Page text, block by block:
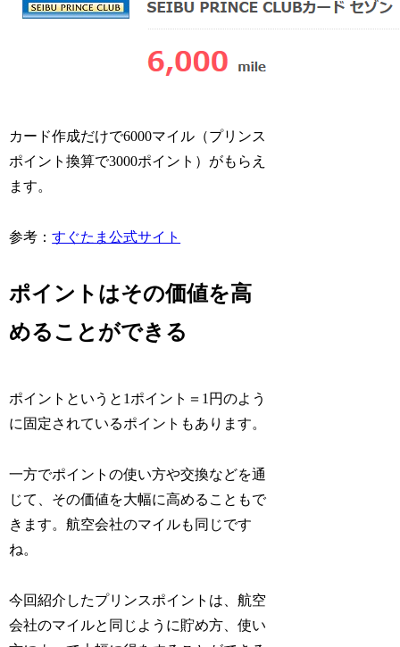
カード作成だけで6000マイル（プリンス
ポイント換算で3000ポイント）がもらえ
ます。
参考：すぐたま公式サイト
ポイントはその価値を高
めることができる
ポイントというと1ポイント＝1円のよう
に固定されているポイントもあります。
一方でポイントの使い方や交換などを通
じて、その価値を大幅に高めることもで
きます。航空会社のマイルも同じです
ね。
今回紹介したプリンスポイントは、航空
会社のマイルと同じように貯め方、使い